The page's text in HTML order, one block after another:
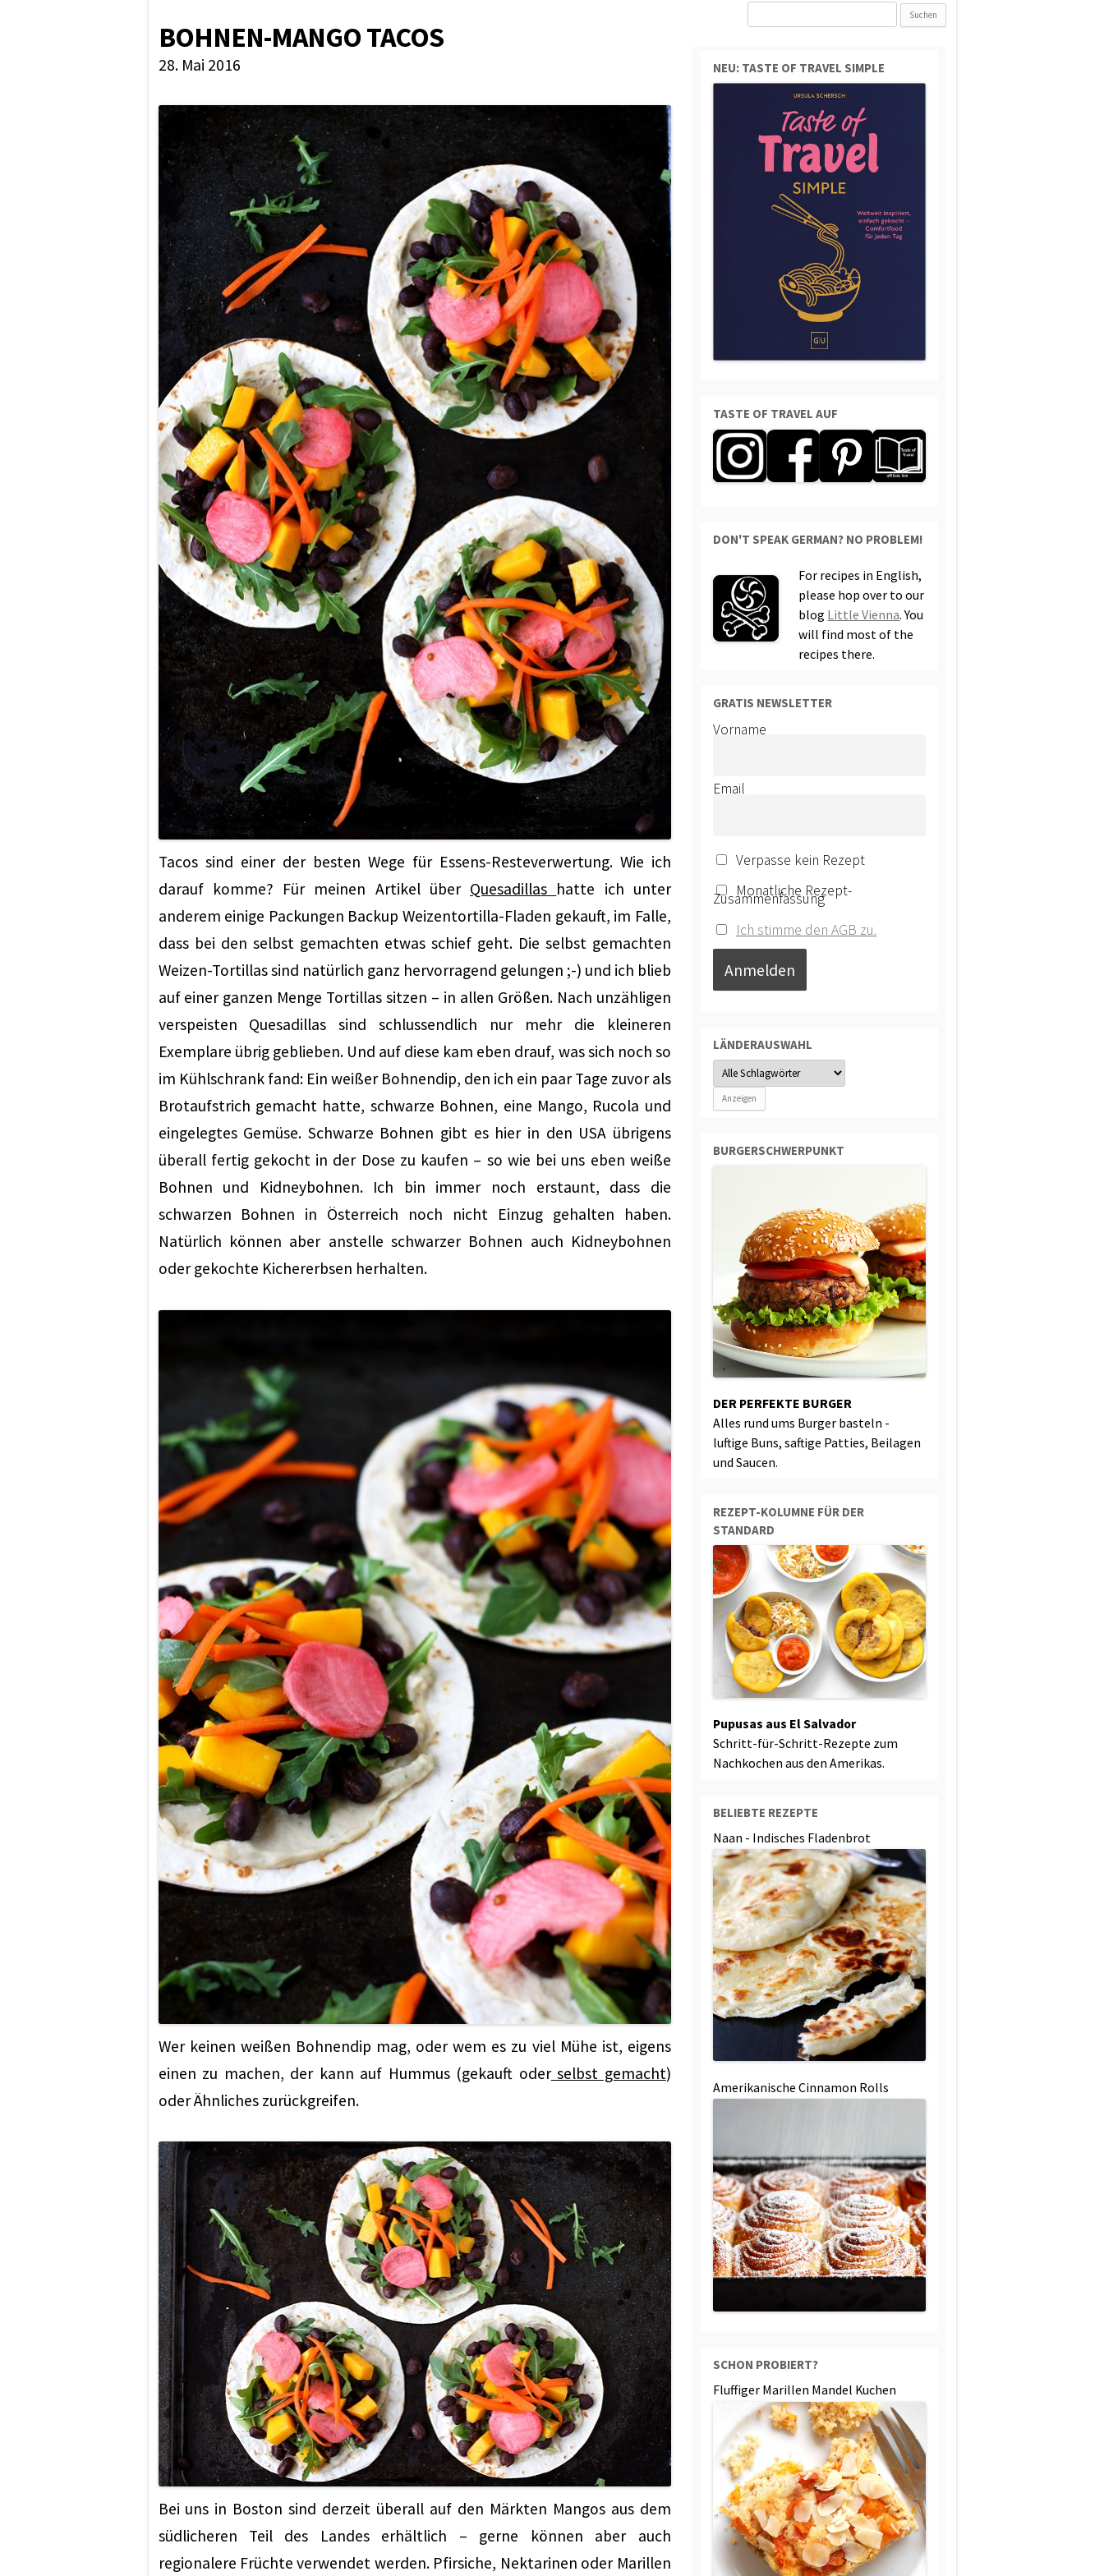
BOHNEN-MANGO TACOS
28. Mai 2016
Tacos sind einer der besten Wege für Essens-Resteverwertung. Wie ich
darauf komme? Für meinen Artikel über Quesadillas hatte ich unter
anderem einige Packungen Backup Weizentortilla-Fladen gekauft, im Falle,
dass bei den selbst gemachten etwas schief geht. Die selbst gemachten
Weizen-Tortillas sind natürlich ganz hervorragend gelungen ;-) und ich blieb
auf einer ganzen Menge Tortillas sitzen – in allen Größen. Nach unzähligen
verspeisten Quesadillas sind schlussendlich nur mehr die kleineren
Exemplare übrig geblieben. Und auf diese kam eben drauf, was sich noch so
im Kühlschrank fand: Ein weißer Bohnendip, den ich ein paar Tage zuvor als
Brotaufstrich gemacht hatte, schwarze Bohnen, eine Mango, Rucola und
eingelegtes Gemüse. Schwarze Bohnen gibt es hier in den USA übrigens
überall fertig gekocht in der Dose zu kaufen – so wie bei uns eben weiße
Bohnen und Kidneybohnen. Ich bin immer noch erstaunt, dass die
schwarzen Bohnen in Österreich noch nicht Einzug gehalten haben.
Natürlich können aber anstelle schwarzer Bohnen auch Kidneybohnen
oder gekochte Kichererbsen herhalten.
Wer keinen weißen Bohnendip mag, oder wem es zu viel Mühe ist, eigens
einen zu machen, der kann auf Hummus (gekauft oderselbst gemacht)
oder Ähnliches zurückgreifen.
Bei uns in Boston sind derzeit überall auf den Märkten Mangos aus dem
südlicheren Teil des Landes erhältlich – gerne können aber auch
regionalere Früchte verwendet werden. Pfirsiche, Nektarinen oder Marillen
NEU: TASTE OF TRAVEL SIMPLE
TASTE OF TRAVEL AUF
DON'T SPEAK GERMAN? NO PROBLEM!
For recipes in English,
please hop over to our
blog Little Vienna. You
will find most of the
recipes there.
GRATIS NEWSLETTER
Vorname
Email
Verpasse kein Rezept
Monatliche Rezept-
Zusammenfassung
Ich stimme den AGB zu.
LÄNDERAUSWAHL
BURGERSCHWERPUNKT
DER PERFEKTE BURGER
Alles rund ums Burger basteln -
luftige Buns, saftige Patties, Beilagen
und Saucen.
REZEPT-KOLUMNE FÜR DER
STANDARD
Pupusas aus El Salvador
Schritt-für-Schritt-Rezepte zum
Nachkochen aus den Amerikas.
BELIEBTE REZEPTE
Naan - Indisches Fladenbrot
Amerikanische Cinnamon Rolls
SCHON PROBIERT?
Fluffiger Marillen Mandel Kuchen